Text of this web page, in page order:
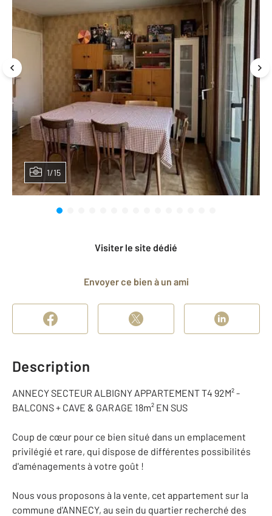
1/15
Visiter le site dédié
Envoyer ce bien à un ami
Description
ANNECY SECTEUR ALBIGNY APPARTEMENT T4 92M² -
BALCONS + CAVE & GARAGE 18m² EN SUS
Coup de cœur pour ce bien situé dans un emplacement
privilégié et rare, qui dispose de différentes possibilités
d'aménagements à votre goût !
Nous vous proposons à la vente, cet appartement sur la
commune d'ANNECY, au sein du quartier recherché des